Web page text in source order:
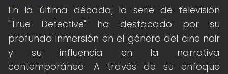
En la última década, la serie de televisión
"True Detective" ha destacado por su
profunda inmersión en el género del cine noir
y su influencia en la narrativa
contemporánea. A través de su enfoque